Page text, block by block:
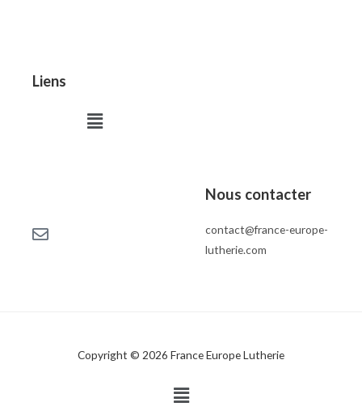
Liens
Menu
Nous contacter
contact@france-europe-
lutherie.com
Copyright © 2026 France Europe Lutherie
Menu